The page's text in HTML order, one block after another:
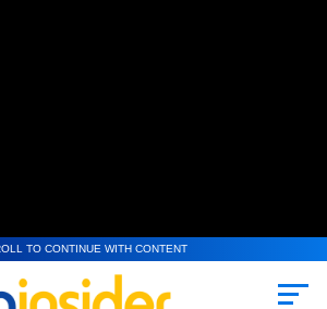
TO CONTINUE WITH CONTENT